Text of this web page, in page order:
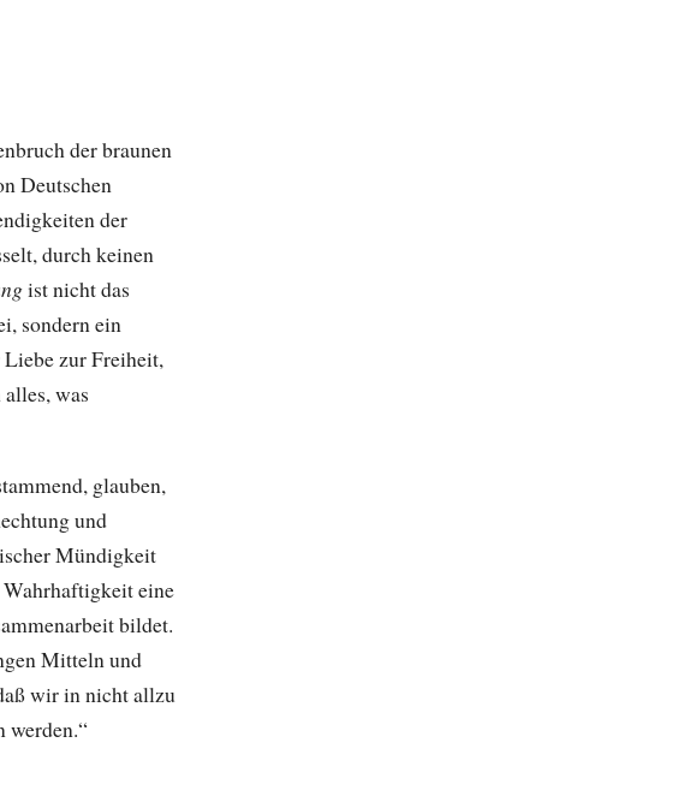
der braunen
Deutschen
der
durch keinen
ist nicht das
sondern ein
zur Freiheit,
was
glauben,
und
Mündigkeit
eine
bildet.
Mitteln und
wir in nicht allzu
werden.“